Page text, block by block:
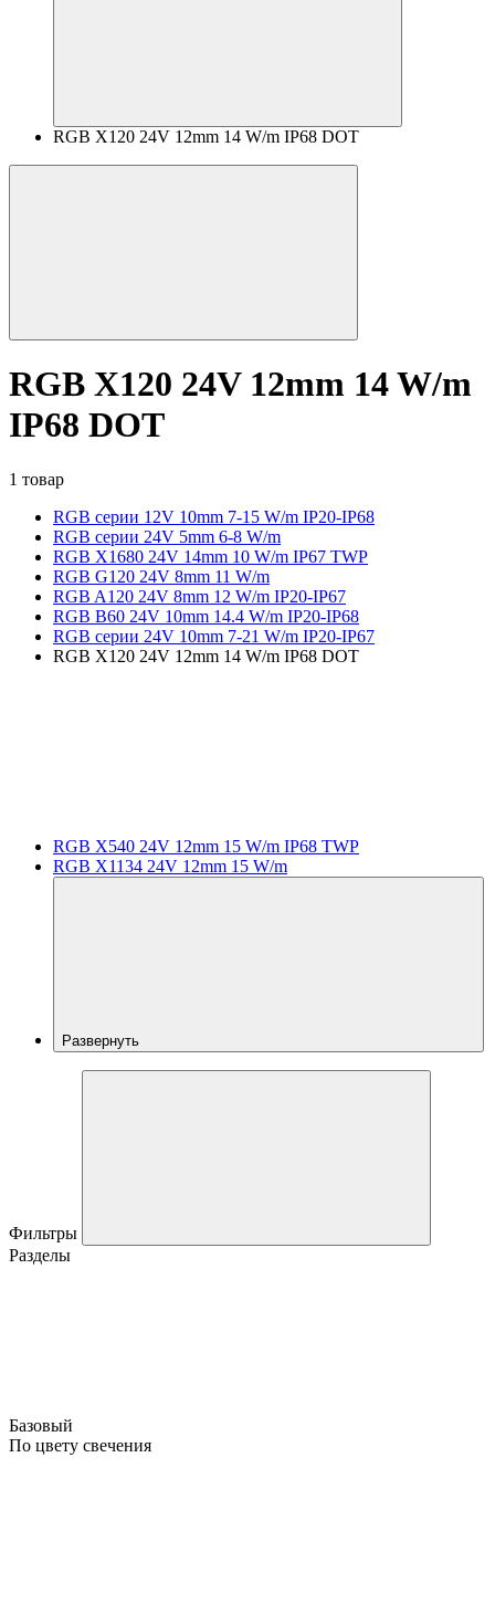
RGB X120 24V 12mm 14 W/m IP68 DOT
RGB X120 24V 12mm 14 W/m
IP68 DOT
1 товар
RGB серии 12V 10mm 7-15 W/m IP20-IP68
RGB серии 24V 5mm 6-8 W/m
RGB X1680 24V 14mm 10 W/m IP67 TWP
RGB G120 24V 8mm 11 W/m
RGB A120 24V 8mm 12 W/m IP20-IP67
RGB B60 24V 10mm 14.4 W/m IP20-IP68
RGB серии 24V 10mm 7-21 W/m IP20-IP67
RGB X120 24V 12mm 14 W/m IP68 DOT
RGB X540 24V 12mm 15 W/m IP68 TWP
RGB X1134 24V 12mm 15 W/m
Развернуть
Фильтры
Разделы
Базовый
По цвету свечения